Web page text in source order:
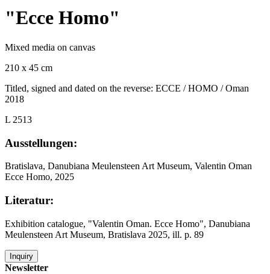
"Ecce Homo"
Mixed media on canvas
210 x 45 cm
Titled, signed and dated on the reverse: ECCE / HOMO / Oman
2018
L 2513
Ausstellungen:
Bratislava, Danubiana Meulensteen Art Museum, Valentin Oman
Ecce Homo, 2025
Literatur:
Exhibition catalogue, "Valentin Oman. Ecce Homo", Danubiana
Meulensteen Art Museum, Bratislava 2025, ill. p. 89
Inquiry
Newsletter